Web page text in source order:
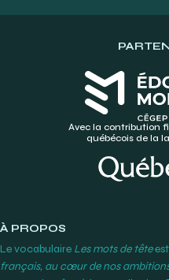
Avec la contribution
québécois de la
À PROPOS
Le vocabulaire Les mots de tête
français, au cœur de nos